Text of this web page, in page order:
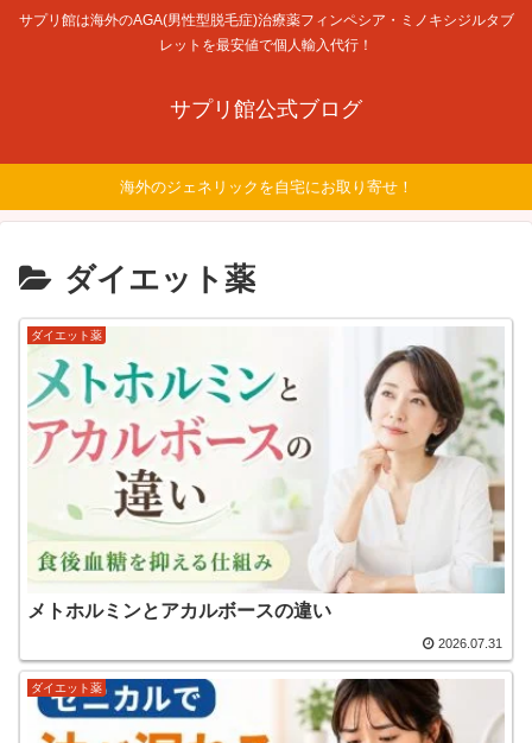
サプリ館は海外のAGA(男性型脱毛症)治療薬フィンペシア・ミノキシジルタブ
レットを最安値で個人輸入代行！
サプリ館公式ブログ
海外のジェネリックを自宅にお取り寄せ！
ダイエット薬
ダイエット薬
メトホルミンとアカルボースの違い
2026.07.31
ダイエット薬